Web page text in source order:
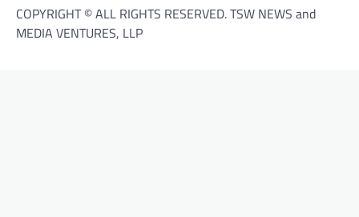
COPYRIGHT © ALL RIGHTS RESERVED. TSW NEWS and
MEDIA VENTURES, LLP